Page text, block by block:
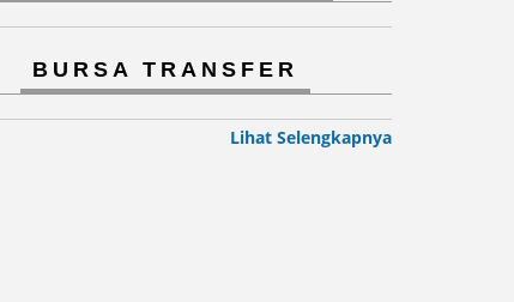
BURSA TRANSFER
Lihat Selengkapnya